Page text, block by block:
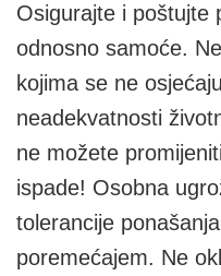
Osigurajte i poštujte
odnosno samoće.
kojima se ne
neadekvatnosti
ne možete
ispade! Osobna
tolerancije
poremećajem. Ne